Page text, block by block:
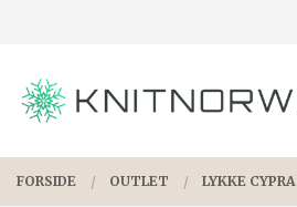
PRODUKTER
FORSIDE OUTLET LYKKE